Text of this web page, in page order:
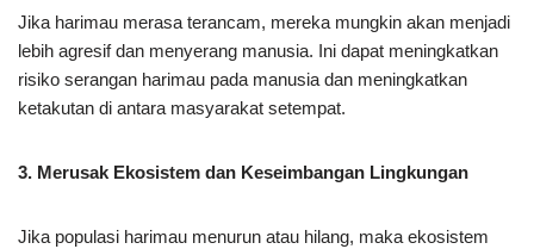
Jika harimau merasa terancam, mereka mungkin akan menjadi
lebih agresif dan menyerang manusia. Ini dapat meningkatkan
risiko serangan harimau pada manusia dan meningkatkan
ketakutan di antara masyarakat setempat.
3. Merusak Ekosistem dan Keseimbangan Lingkungan
Jika populasi harimau menurun atau hilang, maka ekosistem